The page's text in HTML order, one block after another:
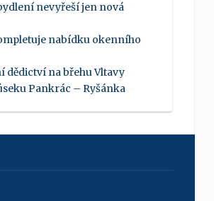
nevyřeší jen nová
nabídku okenního
dědictví na břehu Vltavy
Pankrác – Ryšánka